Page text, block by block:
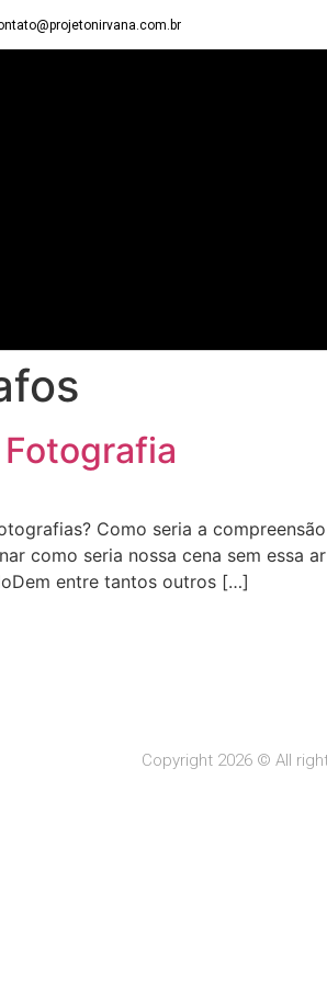
Como seria a
como seria nossa cena sem essa
entre tantos outros […]
Copyright 2026 © All